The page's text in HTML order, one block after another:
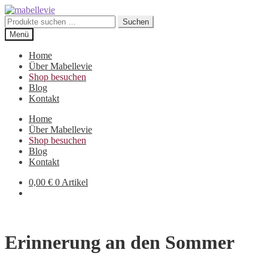
Zur
Navigation
springen
Zum
Inhalt
springen
Suchen
nach:
Suchen
Menü
Home
Über Mabellevie
Shop besuchen
Blog
Kontakt
Home
Über Mabellevie
Shop besuchen
Blog
Kontakt
0,00 € 0 Artikel
Erinnerung an den Sommer